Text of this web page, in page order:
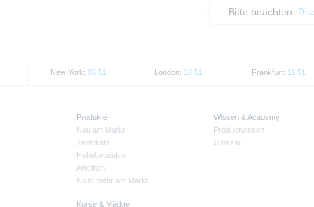
Bitte beachten:
New York: 05:51 London: 10:51 Frankfurt: 11:51
Produkte
Neu am Markt
Zertifikate
Hebelprodukte
Anleihen
Nicht mehr am Markt
Kurse & Märkte
Wissen & Academy
Produktwissen
Glossar